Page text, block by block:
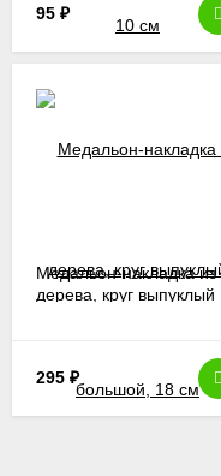
95 ₽
Медальон-накладка из
дерева, круг выпуклый
295 ₽